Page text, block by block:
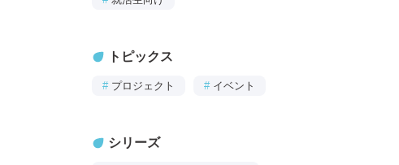
トピックス
# プロジェクト # イベント
シリーズ